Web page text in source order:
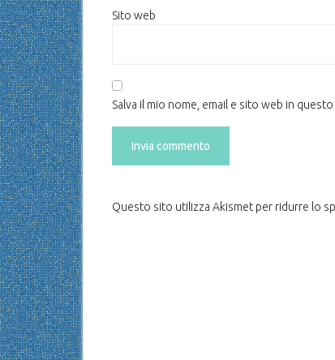
Sito web
Salva il mio nome, email e sito web in
Questo sito utilizza Akismet per ridurre lo